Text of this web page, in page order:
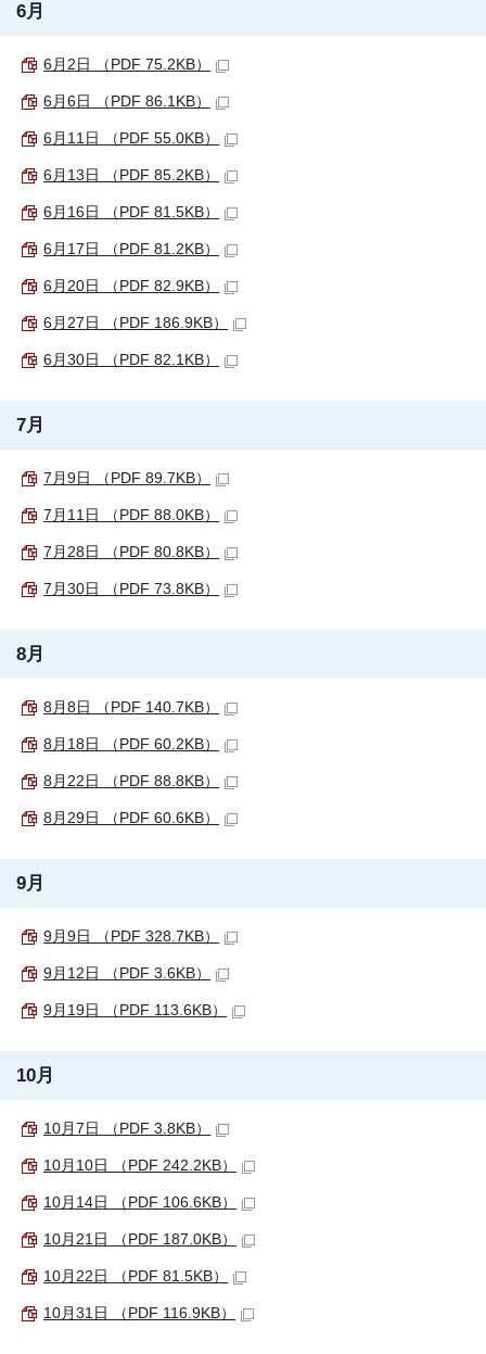
6月
6月2日 （PDF 75.2KB）
6月6日 （PDF 86.1KB）
6月11日 （PDF 55.0KB）
6月13日 （PDF 85.2KB）
6月16日 （PDF 81.5KB）
6月17日 （PDF 81.2KB）
6月20日 （PDF 82.9KB）
6月27日 （PDF 186.9KB）
6月30日 （PDF 82.1KB）
7月
7月9日 （PDF 89.7KB）
7月11日 （PDF 88.0KB）
7月28日 （PDF 80.8KB）
7月30日 （PDF 73.8KB）
8月
8月8日 （PDF 140.7KB）
8月18日 （PDF 60.2KB）
8月22日 （PDF 88.8KB）
8月29日 （PDF 60.6KB）
9月
9月9日 （PDF 328.7KB）
9月12日 （PDF 3.6KB）
9月19日 （PDF 113.6KB）
10月
10月7日 （PDF 3.8KB）
10月10日 （PDF 242.2KB）
10月14日 （PDF 106.6KB）
10月21日 （PDF 187.0KB）
10月22日 （PDF 81.5KB）
10月31日 （PDF 116.9KB）